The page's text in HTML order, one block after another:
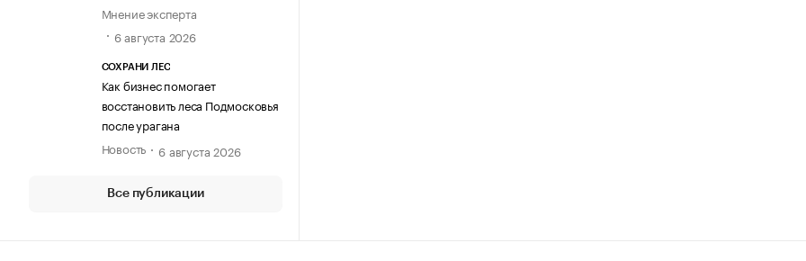
Мнение эксперта
6 августа 2026
СОХРАНИ ЛЕС
Как бизнес помогает
восстановить леса Подмосковья
после урагана
Новость
6 августа 2026
Все публикации